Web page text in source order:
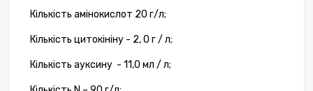
Кількість амінокислот 20 г/л;
Кількість цитокініну - 2, 0 г/ л;
Кількість ауксину - 11,0 мл / л;